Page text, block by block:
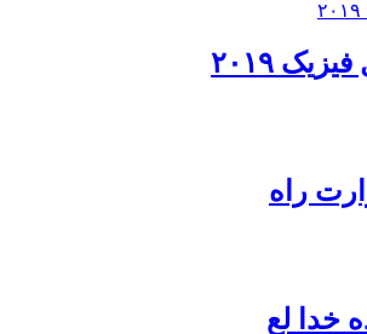
۲۰۱۹
راه
خدا لع